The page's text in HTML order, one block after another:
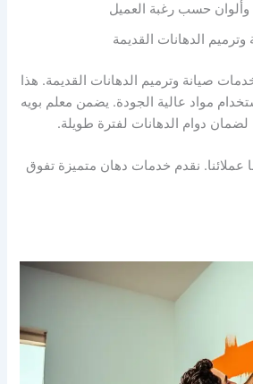
وألوان حسب رغبة العميل
الدهانات القديمة
صيانة وترميم الدهانات القديمة. هذا
مواد عالية الجودة. يضمن معلم بويه
دوام الدهانات لفترة طويلة.
عملائنا. نقدم خدمات دهان متميزة تفوق